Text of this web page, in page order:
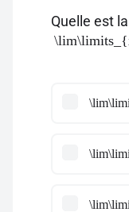
Quelle est